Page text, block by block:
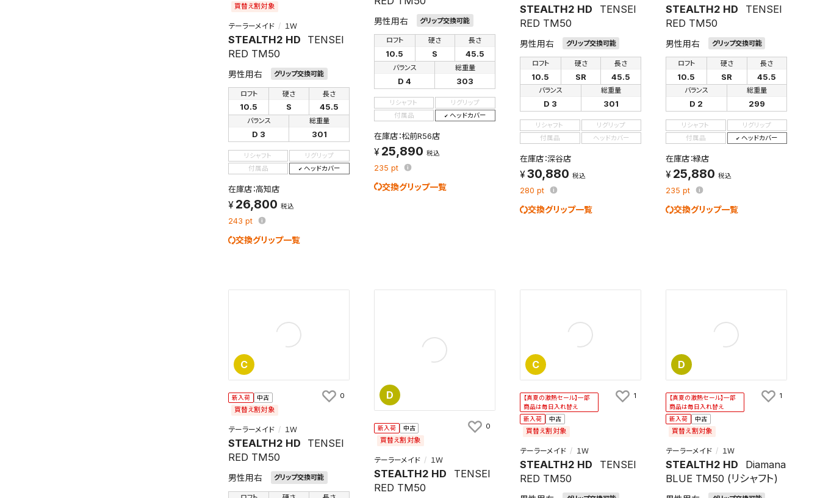
買替え割対象
テーラーメイド １Ｗ
STEALTH2 HD
TENSEI
RED TM50
男性用右 グリップ交換可能
ロフト
10.5
硬さ
S
長さ
45.5
バランス
D 3
総重量
301
リシャフト
リグリップ
付属品
ヘッドカバー
在庫店：高知店
26,800 税込
243 pt
交換グリップ一覧
男性用右 グリップ交換可能
ロフト
10.5
硬さ
S
長さ
45.5
バランス
D 4
総重量
303
リシャフト
リグリップ
付属品
ヘッドカバー
在庫店：松前R56店
25,890 税込
235 pt
交換グリップ一覧
STEALTH2 HD
TENSEI
RED TM50
男性用右 グリップ交換可能
ロフト
10.5
硬さ
SR
長さ
45.5
バランス
D 3
総重量
301
リシャフト
リグリップ
付属品
ヘッドカバー
在庫店：深谷店
30,880 税込
280 pt
交換グリップ一覧
STEALTH2 HD
TENSEI
RED TM50
男性用右 グリップ交換可能
ロフト
10.5
硬さ
SR
長さ
45.5
バランス
D 2
総重量
299
リシャフト
リグリップ
付属品
ヘッドカバー
在庫店：緑店
25,880 税込
235pt
交換グリップ一覧
C
新入荷 中古
買替え割対象
テーラーメイド １Ｗ
STEALTH2 HD
TENSEI
RED TM50
男性用右 グリップ交換可能
0 D
新入荷 中古
買替え割対象
テーラーメイド １Ｗ
STEALTH2 HD
TENSEI
RED TM50
0
C
【真夏の激熱セール】一部
商品は毎日入れ替え
新入荷
中古
買替え割対象
テーラーメイド １Ｗ
STEALTH2 HD
TENSEI
RED TM50
1
D
【真夏の激熱セール】一部
商品は毎日入れ替え
新入荷
中古
買替え割対象
テーラーメイド １Ｗ
STEALTH2 HD
Diamana
BLUE TM50 (リシャフト)
1